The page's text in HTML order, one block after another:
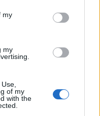
my
my
of my
with the
интелект